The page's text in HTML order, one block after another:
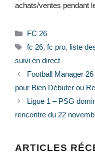
achats/ventes pendant
Catégories
FC 26
Étiquettes
fc 26, fc pro, liste
suivi en direct
Football Manager
pour Bien Débuter ou
Ligue 1 – PSG
rencontre du 22
ARTICLES